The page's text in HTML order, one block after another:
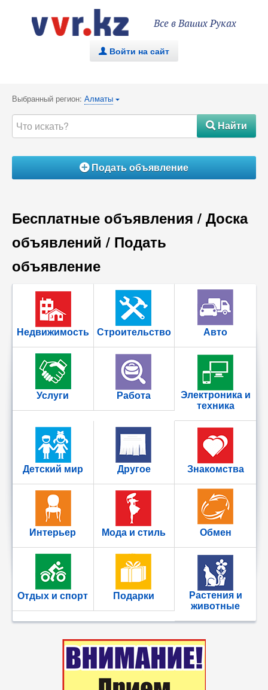
Все в Ваших Руках
. Войти на сайт
Выбранный регион: Алматы {
#Найти
ÁПодать объявление
Бесплатные объявления / Доска
объявлений / Подать
объявление
Недвижимость Строительство Авто
Услуги Работа Электроника и
техника
Детский мир Другое Знакомства
Интерьер Мода и стиль Обмен
Отдых и спорт Подарки Растения и
животные